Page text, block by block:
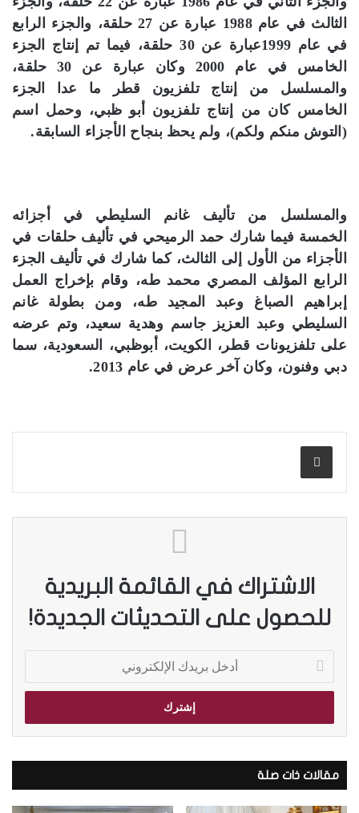
الثالث في عام 1988 عبارة عن 27 حلقة، والجزء الرابع
في عام 1999عبارة عن 30 حلقة، فيما تم إنتاج الجزء
الخامس في عام 2000 وكان عبارة عن 30 حلقة،
والمسلسل من إنتاج تلفزيون قطر ما عدا الجزء
الخامس كان من إنتاج تلفزيون أبو ظبي، وحمل اسم
(التوش منكم ولكم)، ولم يحظ بنجاح الأجزاء السابقة.
والمسلسل من تأليف غانم السليطي في أجزائه
الخمسة فيما شارك حمد الرميحي في تأليف حلقات في
الأجزاء من الأول إلى الثالث، كما شارك في تأليف الجزء
الرابع المؤلف المصري محمد طه، وقام بإخراج العمل
إبراهيم الصباغ وعبد المجيد طه، ومن بطولة غانم
السليطي وعبد العزيز جاسم وهدية سعيد، وتم عرضه
على تلفزيونات قطر، الكويت، أبوظبي، السعودية، سما
دبي وفنون، وكان آخر عرض في عام 2013.
الاشتراك في القائمة البريدية
للحصول على التحديثات الجديدة!
خ
ب
ر
ي
د
ك
ا
مقالات ذات صلة